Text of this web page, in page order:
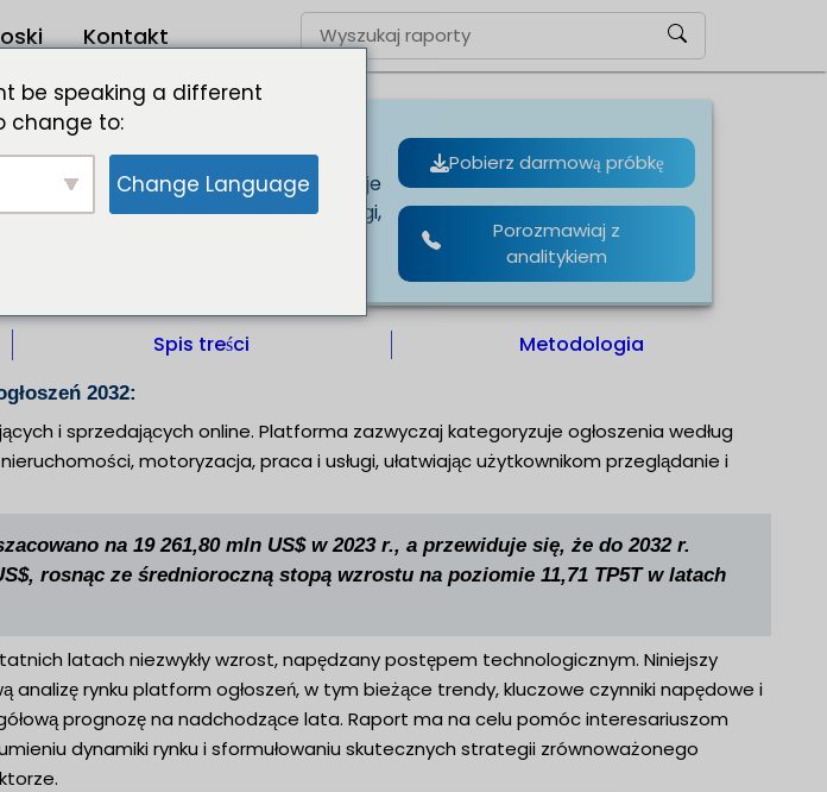
Kontakt
2032 r.
Platforma zazwyczaj kategoryzuje
motoryzacja, praca i usługi,
Pobierz darmową próbkę
Porozmawiaj z
analitykiem
Spis treści Metodologia
2032:
i sprzedających online. Platforma zazwyczaj kategoryzuje ogłoszenia według
motoryzacja, praca i usługi, ułatwiając użytkownikom przeglądanie i
na 19 261,80 mln US$ w 2023 r., a przewiduje się, że do 2032 r.
rosnąc ze średnioroczną stopą wzrostu na poziomie 11,71 TP5T w latach
latach niezwykły wzrost, napędzany postępem technologicznym. Niniejszy
analizę rynku platform ogłoszeń, w tym bieżące trendy, kluczowe czynniki napędowe i
prognozę na nadchodzące lata. Raport ma na celu pomóc interesariuszom
dynamiki rynku i sformułowaniu skutecznych strategii zrównoważonego
be speaking a different
change to:
Change Language